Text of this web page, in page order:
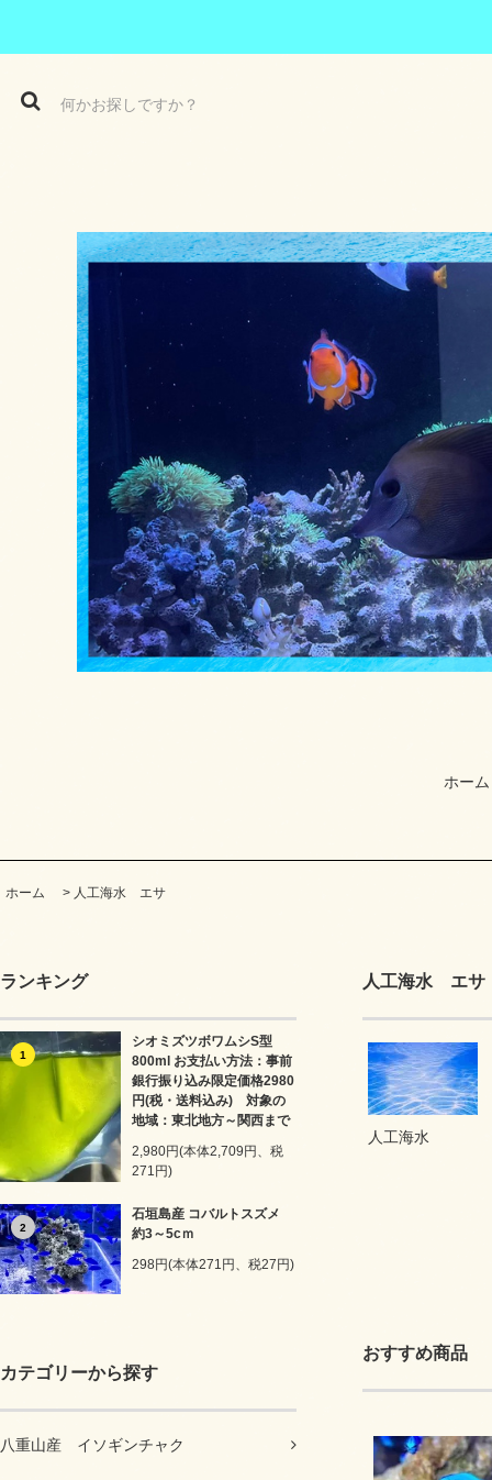
ホーム
ホーム > 人工海水 エサ
ランキング
1
シオミズツボワムシS型
800ml お支払い方法：事前
銀行振り込み限定価格2980
円(税・送料込み) 対象の
地域：東北地方～関西まで
2,980円(本体2,709円、税
271円)
2
石垣島産 コバルトスズメ
約3～5cｍ
298円(本体271円、税27円)
カテゴリーから探す
八重山産 イソギンチャク
人工海水 エサ
人工海水
おすすめ商品